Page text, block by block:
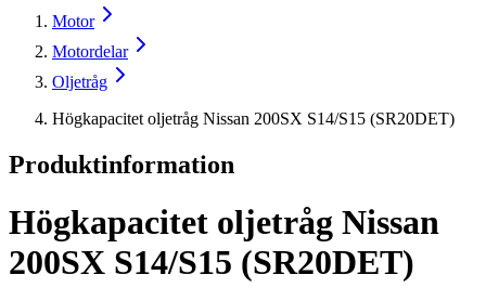
Motor
Motordelar
Oljetråg
Högkapacitet oljetråg Nissan 200SX S14/S15 (SR20DET)
Produktinformation
Högkapacitet oljetråg Nissan
200SX S14/S15 (SR20DET)